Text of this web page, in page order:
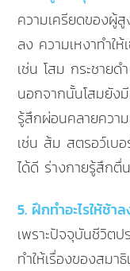
ความเครียดของผู้
ลง ความเหงาทำใ
เช่น โสม กระชายด
นอกจากนั้นโสมยัง
รู้สึกผ่อนคลายควา
เช่น ส้ม สตรอว์เบอ
ได้ดี ร่างกายรู้สึกตื่
5. ฝึกทำอะไรให้ช้าล
เพราะปัจจุบันชีวิตป
ทำให้เรื่องของสมา